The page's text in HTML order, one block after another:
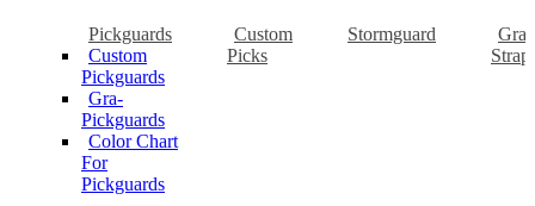
Pickguards
Custom
Pickguards
Gra-
Pickguards
Color Chart
For
Pickguards
Custom
Picks
Stormguard
Gra-